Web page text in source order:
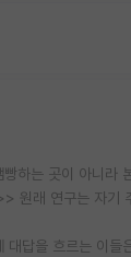
하는 곳이 아니라
원래 연구는 자기
답을 흐르는 이